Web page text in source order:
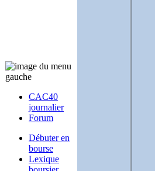
CAC40
journalier
Forum
Débuter en
bourse
Lexique